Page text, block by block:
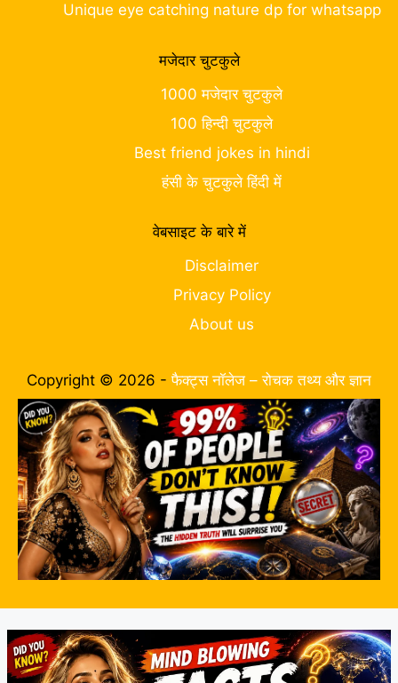
Unique eye catching nature dp for whatsapp
मजेदार चुटकुले
1000 मजेदार चुटकुले
100 हिन्दी चुटकुले
Best friend jokes in hindi
हंसी के चुटकुले हिंदी में
वेबसाइट के बारे में
Disclaimer
Privacy Policy
About us
Copyright © 2026 -फैक्ट्स नॉलेज – रोचक तथ्य और ज्ञान